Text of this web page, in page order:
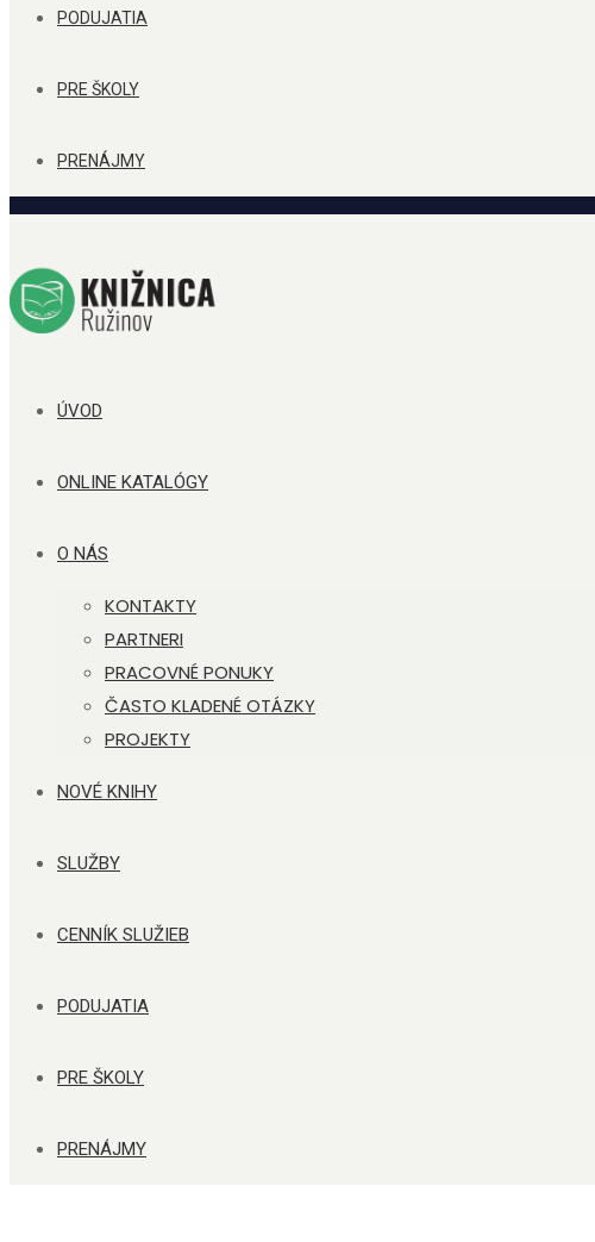
PODUJATIA
PRE ŠKOLY
PRENÁJMY
ÚVOD
ONLINE KATALÓGY
O NÁS
KONTAKTY
PARTNERI
PRACOVNÉ PONUKY
ČASTO KLADENÉ OTÁZKY
PROJEKTY
NOVÉ KNIHY
SLUŽBY
CENNÍK SLUŽIEB
PODUJATIA
PRE ŠKOLY
PRENÁJMY